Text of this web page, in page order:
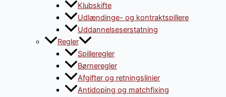
Klubskifte
Udlændinge- og kontraktspillere
Uddannelseserstatning
Regler
Spilleregler
Børneregler
Afgifter og retningslinier
Antidoping og matchfixing